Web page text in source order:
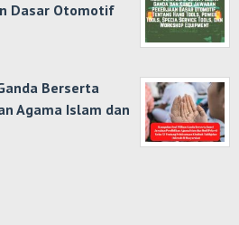
Dasar Otomotif
Berserta
Agama Islam dan